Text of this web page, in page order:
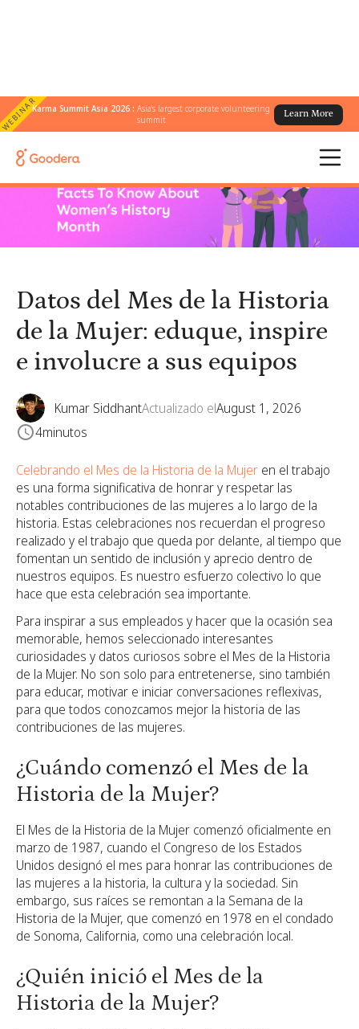
WEBINARKarma Summit Asia 2026 :Asia's largest corporate volunteering
summit
Learn More
← Todos los blogs
involucre a sus equipos
Datos del Mes de la Historia
de la Mujer: eduque, inspire
e involucre a sus equipos
Kumar SiddhantActualizado elAugust 1, 2026
4minutos
Celebrando el Mes de la Historia de la Mujer en el trabajo
es una forma significativa de honrar y respetar las
notables contribuciones de las mujeres a lo largo de la
historia. Estas celebraciones nos recuerdan el progreso
realizado y el trabajo que queda por delante, al tiempo que
fomentan un sentido de inclusión y aprecio dentro de
nuestros equipos. Es nuestro esfuerzo colectivo lo que
hace que esta celebración sea importante.
Para inspirar a sus empleados y hacer que la ocasión sea
memorable, hemos seleccionado interesantes
curiosidades y datos curiosos sobre el Mes de la Historia
de la Mujer. No son solo para entretenerse, sino también
para educar, motivar e iniciar conversaciones reflexivas,
para que todos conozcamos mejor la historia de las
contribuciones de las mujeres.
¿Cuándo comenzó el Mes de la
Historia de la Mujer?
El Mes de la Historia de la Mujer comenzó oficialmente en
marzo de 1987, cuando el Congreso de los Estados
Unidos designó el mes para honrar las contribuciones de
las mujeres a la historia, la cultura y la sociedad. Sin
embargo, sus raíces se remontan a la Semana de la
Historia de la Mujer, que comenzó en 1978 en el condado
de Sonoma, California, como una celebración local.
¿Quién inició el Mes de la
Historia de la Mujer?